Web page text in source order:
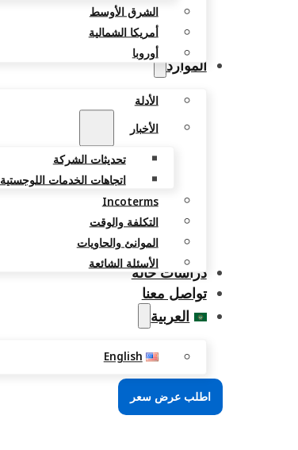
الشرق الأوسط
أمريكا الشمالية
أوروبا
الموارد
الأدلة
الأخبار
تحديثات الشركة
اتجاهات الخدمات اللوجستية
Incoterms
التكلفة والوقت
الموانئ والحاويات
الأسئلة الشائعةدراسات حالة
تواصل معنا
العربية
English
اطلب عرض سعر